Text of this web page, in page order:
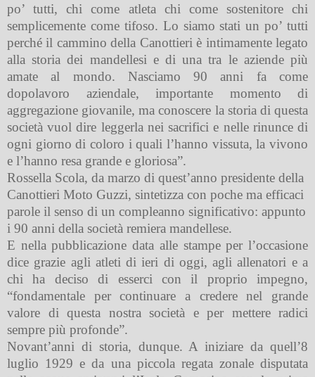
po’ tutti, chi come atleta chi come sostenitore chi
semplicemente come tifoso. Lo siamo stati un po’ tutti
perché il cammino della Canottieri è intimamente legato
alla storia dei mandellesi e di una tra le aziende più
amate al mondo. Nasciamo 90 anni fa come
dopolavoro aziendale, importante momento di
aggregazione giovanile, ma conoscere la storia di questa
società vuol dire leggerla nei sacrifici e nelle rinunce di
ogni giorno di coloro i quali l’hanno vissuta, la vivono
e l’hanno resa grande e gloriosa”.
Rossella Scola, da marzo di quest’anno presidente della
Canottieri Moto Guzzi, sintetizza con poche ma efficaci
parole il senso di un compleanno significativo: appunto
i 90 anni della società remiera mandellese.
E nella pubblicazione data alle stampe per l’occasione
dice grazie agli atleti di ieri di oggi, agli allenatori e a
chi ha deciso di esserci con il proprio impegno,
“fondamentale per continuare a credere nel grande
valore di questa nostra società e per mettere radici
sempre più profonde”.
Novant’anni di storia, dunque. A iniziare da quell’8
luglio 1929 e da una piccola regata zonale disputata